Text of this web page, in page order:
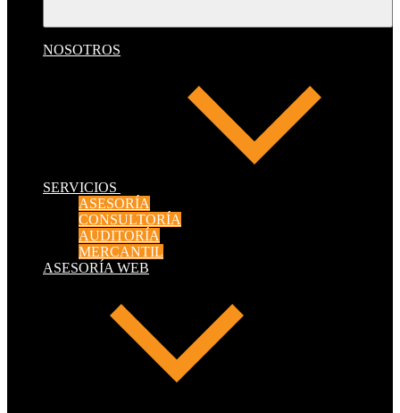
NOSOTROS
SERVICIOS
ASESORÍA
CONSULTORÍA
AUDITORÍA
MERCANTIL
ASESORÍA WEB